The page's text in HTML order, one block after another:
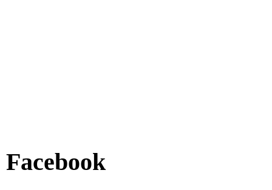
Facebook